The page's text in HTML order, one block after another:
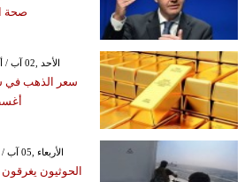
صحة
GMT 09:59 2026 الأحد ,02 آب / أغسطس
GMT 21:57 2026 الأربعاء ,05 آب / أغسطس
الحوثيون